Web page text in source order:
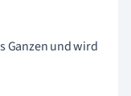
Ganzen und wird